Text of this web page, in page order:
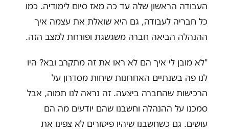
העבודה הראשון שלה עד כה מאז סיום לימודיה. כמו
כל חבריה לעבודה, גם היא שואלת את עצמה איך
ההנהלה הביאה חברה משגשגת ופורחת למצב הזה.
"לא מובן לי איך הם לא ראו את זה מתקרב ובא? היו
לנו פה בשנתיים האחרונות שיחות מסדרון על
הרכישות שהחברה ביצעה. זה נראה לנו תמוה, אבל
סמכנו על ההנהלה וחשבנו שהם יודעים מה הם
עושים. גם כשחשבנו שיהיו פיטורים לא צפינו את